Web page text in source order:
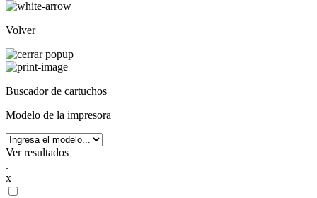
Volver
Buscador de cartuchos
Modelo de la impresora
Ver resultados
.
x